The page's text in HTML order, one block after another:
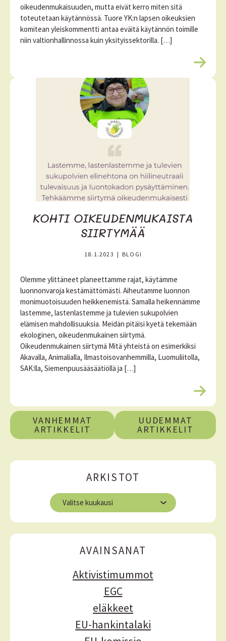
oikeudenmukaisuuden, mutta eivät kerro miten sitä
toteutetaan käytännössä. Tuore YK:n lapsen oikeuksien
komitean yleiskommentti antaa eväitä käytännön toimille
niin valtionhallinnossa kuin yksityissektorilla. […]
L
KOHTI OIKEUDENMUKAISTA
SIIRTYMÄÄ
18.1.2023 | BLOGI
Olemme ylittäneet planeettamme rajat, käytämme
luonnonvaroja kestämättömästi. Aiheutamme luonnon
monimuotoisuuden heikkenemistä. Samalla heikennämme
lastemme, lastenlastemme ja tulevien sukupolvien
elämisen mahdollisuuksia. Meidän pitäisi kyetä tekemään
ekologinen, oikeudenmukainen siirtymä.
Oikeudenmukainen siirtymä Mitä yhteistä on esimerkiksi
Akavalla, Animalialla, Ilmastoisovanhemmilla, Luomuliitolla,
SAK:lla, Siemenpuusääsäätiöllä ja […]
L
e
A
r
i
e
l
VANHEMMAT
ARTIKKELIT
UUDEMMAT
ARTIKKELIT
ARKISTOT
A
r
AVAINSANAT
Aktivistimummot
EGC
eläkkeet
EU-hankintalaki